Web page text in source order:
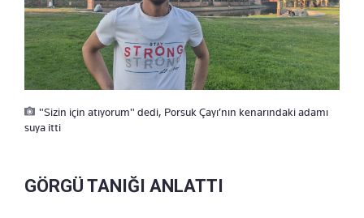
"Sizin için atıyorum" dedi, Porsuk Çayı’nın kenarındaki adamı
suya itti
GÖRGÜ TANIĞI ANLATTI